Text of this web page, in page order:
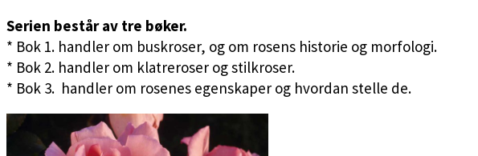
Serien består av tre bøker.
* Bok 1. handler om buskroser, og om rosens historie og morfologi.
* Bok 2. handler om klatreroser og stilkroser.
* Bok 3. handler om rosenes egenskaper og hvordan stelle de.